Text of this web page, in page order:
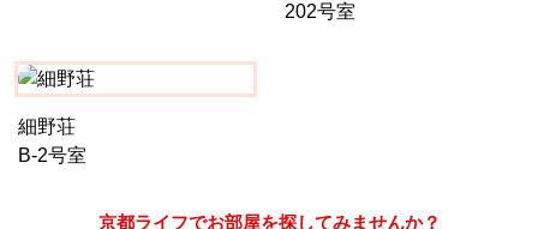
202号室
細野荘
B-2号室
京都ライフでお部屋を探してみませんか？